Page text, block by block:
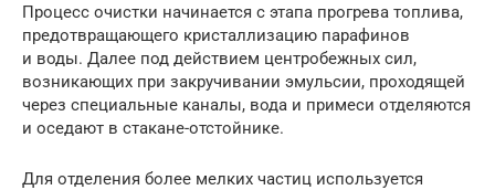
Процесс очистки начинается с этапа прогрева топлива,
предотвращающего кристаллизацию парафинов
и воды. Далее под действием центробежных сил,
возникающих при закручивании эмульсии, проходящей
через специальные каналы, вода и примеси отделяются
и оседают в стакане-отстойнике.
Для отделения более мелких частиц используется